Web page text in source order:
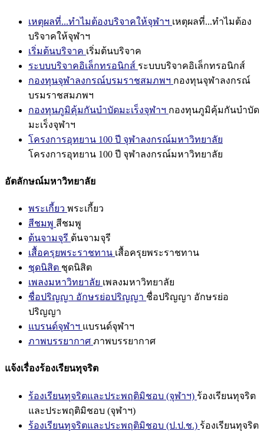
เหตุผลที่...ทำไมต้องบริจาคให้จุฬาฯ เหตุผลที่...ทำไมต้อง
บริจาคให้จุฬาฯ
เริ่มต้นบริจาค เริ่มต้นบริจาค
ระบบบริจาคอิเล็กทรอนิกส์ ระบบบริจาคอิเล็กทรอนิกส์
กองทุนจุฬาลงกรณ์บรมราชสมภพฯ กองทุนจุฬาลงกรณ์
บรมราชสมภพฯ
กองทุนภูมิคุ้มกันบำบัดมะเร็งจุฬาฯ กองทุนภูมิคุ้มกันบำบัด
มะเร็งจุฬาฯ
โครงการอุทยาน 100 ปี จุฬาลงกรณ์มหาวิทยาลัย
โครงการอุทยาน 100 ปี จุฬาลงกรณ์มหาวิทยาลัย
อัตลักษณ์มหาวิทยาลัย
พระเกี้ยว พระเกี้ยว
สีชมพู สีชมพู
ต้นจามจุรี ต้นจามจุรี
เสื้อครุยพระราชทาน เสื้อครุยพระราชทาน
ชุดนิสิต ชุดนิสิต
เพลงมหาวิทยาลัย เพลงมหาวิทยาลัย
ชื่อปริญญา อักษรย่อปริญญา ชื่อปริญญา อักษรย่อ
ปริญญา
แบรนด์จุฬาฯ แบรนด์จุฬาฯ
ภาพบรรยากาศ ภาพบรรยากาศ
แจ้งเรื่องร้องเรียนทุจริต
ร้องเรียนทุจริตและประพฤติมิชอบ (จุฬาฯ) ร้องเรียนทุจริต
และประพฤติมิชอบ (จุฬาฯ)
ร้องเรียนทุจริตและประพฤติมิชอบ (ป.ป.ช.) ร้องเรียนทุจริต